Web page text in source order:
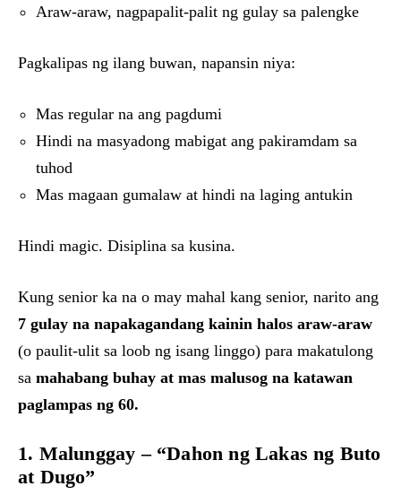
Araw-araw, nagpapalit-palit ng gulay sa palengke
Pagkalipas ng ilang buwan, napansin niya:
Mas regular na ang pagdumi
Hindi na masyadong mabigat ang pakiramdam sa
tuhod
Mas magaan gumalaw at hindi na laging antukin
Hindi magic. Disiplina sa kusina.
Kung senior ka na o may mahal kang senior, narito ang
7 gulay na napakagandang kainin halos araw-araw
(o paulit-ulit sa loob ng isang linggo) para makatulong
sa mahabang buhay at mas malusog na katawan
paglampas ng 60.
1. Malunggay – “Dahon ng Lakas ng Buto
at Dugo”